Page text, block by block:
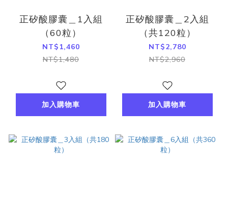
正矽酸膠囊＿1入組
（60粒）
NT$1,460
NT$1,480
加入購物車
正矽酸膠囊＿2入組
（共120粒）
NT$2,780
NT$2,960
加入購物車